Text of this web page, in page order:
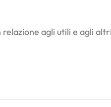
relazione agli utili e agli